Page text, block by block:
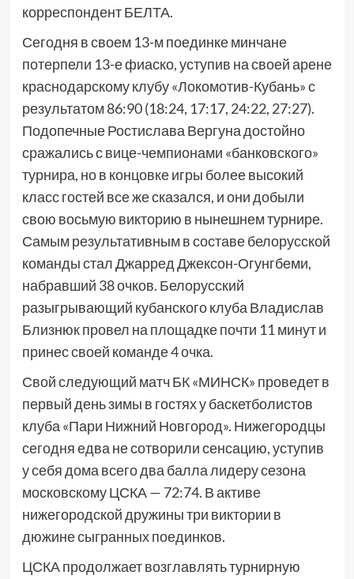
корреспондент БЕЛТА.
Сегодня в своем 13-м поединке минчане
потерпели 13-е фиаско, уступив на своей арене
краснодарскому клубу «Локомотив-Кубань» с
результатом 86:90 (18:24, 17:17, 24:22, 27:27).
Подопечные Ростислава Вергуна достойно
сражались с вице-чемпионами «банковского»
турнира, но в концовке игры более высокий
класс гостей все же сказался, и они добыли
свою восьмую викторию в нынешнем турнире.
Самым результативным в составе белорусской
команды стал Джарред Джексон-Огунгбеми,
набравший 38 очков. Белорусский
разыгрывающий кубанского клуба Владислав
Близнюк провел на площадке почти 11 минут и
принес своей команде 4 очка.
Свой следующий матч БК «МИНСК» проведет в
первый день зимы в гостях у баскетболистов
клуба «Пари Нижний Новгород». Нижегородцы
сегодня едва не сотворили сенсацию, уступив
у себя дома всего два балла лидеру сезона
московскому ЦСКА — 72:74. В активе
нижегородской дружины три виктории в
дюжине сыгранных поединков.
ЦСКА продолжает возглавлять турнирную